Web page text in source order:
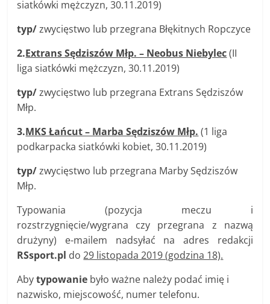
siatkówki mężczyzn, 30.11.2019)
typ/zwycięstwo lub przegrana Błękitnych Ropczyce
2.Extrans Sędziszów Młp. – Neobus Niebylec(II
liga siatkówki mężczyzn, 30.11.2019)
typ/zwycięstwo lub przegrana Extrans Sędziszów
Młp.
3.MKS Łańcut – Marba Sędziszów Młp. (1 liga
podkarpacka siatkówki kobiet, 30.11.2019)
typ/zwycięstwo lub przegrana Marby Sędziszów
Młp.
Typowania (pozycja meczu i
rozstrzygnięcie/wygrana czy przegrana z nazwą
drużyny) e-mailem nadsyłać na adres redakcji
RSsport.pl do29 listopada 2019 (godzina 18).
Abytypowanie było ważne należy podać imię i
nazwisko, miejscowość, numer telefonu.